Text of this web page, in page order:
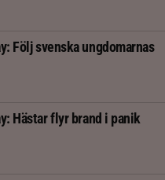
Följ svenska ungdomarnas
Hästar flyr brand i panik